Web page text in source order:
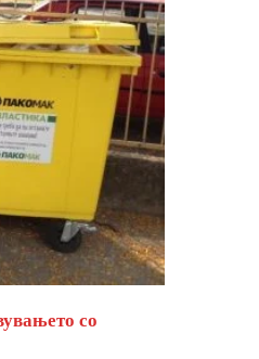
со